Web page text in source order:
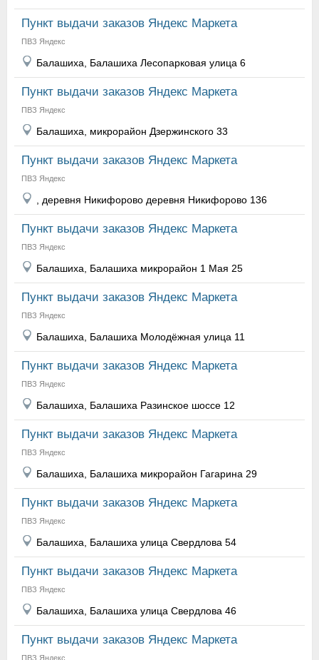
Пункт выдачи заказов Яндекс Маркета
ПВЗ Яндекс
Балашиха, Балашиха Лесопарковая улица 6
Пункт выдачи заказов Яндекс Маркета
ПВЗ Яндекс
Балашиха, микрорайон Дзержинского 33
Пункт выдачи заказов Яндекс Маркета
ПВЗ Яндекс
, деревня Никифорово деревня Никифорово 136
Пункт выдачи заказов Яндекс Маркета
ПВЗ Яндекс
Балашиха, Балашиха микрорайон 1 Мая 25
Пункт выдачи заказов Яндекс Маркета
ПВЗ Яндекс
Балашиха, Балашиха Молодёжная улица 11
Пункт выдачи заказов Яндекс Маркета
ПВЗ Яндекс
Балашиха, Балашиха Разинское шоссе 12
Пункт выдачи заказов Яндекс Маркета
ПВЗ Яндекс
Балашиха, Балашиха микрорайон Гагарина 29
Пункт выдачи заказов Яндекс Маркета
ПВЗ Яндекс
Балашиха, Балашиха улица Свердлова 54
Пункт выдачи заказов Яндекс Маркета
ПВЗ Яндекс
Балашиха, Балашиха улица Свердлова 46
Пункт выдачи заказов Яндекс Маркета
ПВЗ Яндекс